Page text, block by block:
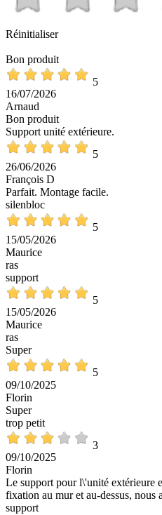
Réinitialiser
Bon produit
5
16/07/2026
Arnaud
Bon produit
Support unité extérieure.
5
26/06/2026
François D
Parfait. Montage facile.
silenbloc
5
15/05/2026
Maurice
ras
support
5
15/05/2026
Maurice
ras
Super
5
09/10/2025
Florin
Super
trop petit
3
09/10/2025
Florin
Le support pour l\'unité extérieure
fixation au mur et au-dessus, nous
support